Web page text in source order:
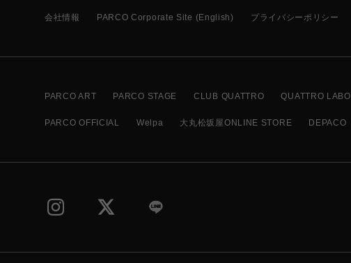
会社情報 PARCO Corporate Site (English) プライバシーポリシー
PARCO ART PARCO STAGE CLUB QUATTRO QUATTRO LABO
PARCO OFFICIAL Welpa 大丸松坂屋ONLINE STORE DEPACO